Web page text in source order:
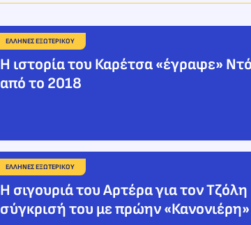
ΕΛΛΗΝΕΣ ΕΞΩΤΕΡΙΚΟΥ
Η ιστορία του Καρέτσα «έγραφε»
από το 2018
ΕΛΛΗΝΕΣ ΕΞΩΤΕΡΙΚΟΥ
Η σιγουριά του Αρτέρα για τον Τζόλη
σύγκρισή του με πρώην «Κανονιέρη»